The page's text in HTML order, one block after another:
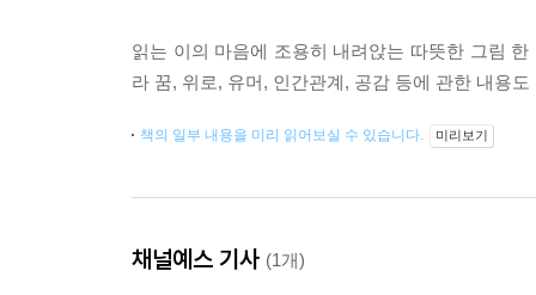
읽는 이의 마음에 조용히 내려앉는 따뜻한 그림
라 꿈, 위로, 유머, 인간관계, 공감 등에 관한 내용
책의 일부 내용을 미리 읽어보실 수 있습니다. 미리보기
채널예스 기사 (1개)